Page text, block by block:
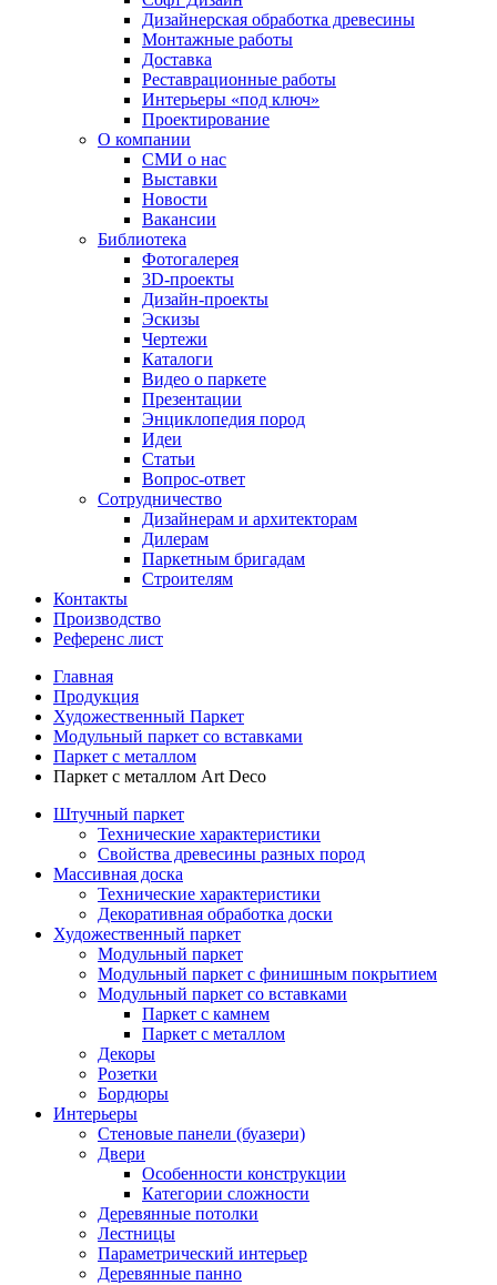
Дизайнерская обработка древесины
Монтажные работы
Доставка
Реставрационные работы
Интерьеры «под ключ»
Проектирование
О компании
СМИ о нас
Выставки
Новости
Вакансии
Библиотека
Фотогалерея
3D-проекты
Дизайн-проекты
Эскизы
Чертежи
Каталоги
Видео о паркете
Презентации
Энциклопедия пород
Идеи
Статьи
Вопрос-ответ
Сотрудничество
Дизайнерам и архитекторам
Дилерам
Паркетным бригадам
Строителям
Контакты
Производство
Референс лист
Главная
Продукция
Художественный Паркет
Модульный паркет со вставками
Паркет с металлом
Паркет с металлом Art Deco
Штучный паркет
Технические характеристики
Свойства древесины разных пород
Массивная доска
Технические характеристики
Декоративная обработка доски
Художественный паркет
Модульный паркет
Модульный паркет с финишным покрытием
Модульный паркет со вставками
Паркет с камнем
Паркет с металлом
Декоры
Розетки
Бордюры
Интерьеры
Стеновые панели (буазери)
Двери
Особенности конструкции
Категории сложности
Деревянные потолки
Лестницы
Параметрический интерьер
Деревянные панно